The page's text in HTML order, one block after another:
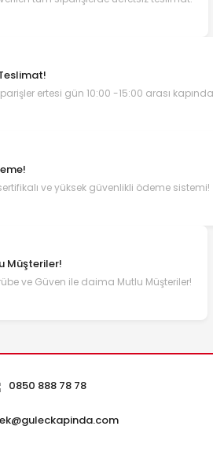
ertesi gün 10:00 -15:00 arası
ve yüksek güvenlikli ödeme sistemi!
Müşteriler!
ve Güven ile daima Mutlu Müşteriler!
0850 888 78 78